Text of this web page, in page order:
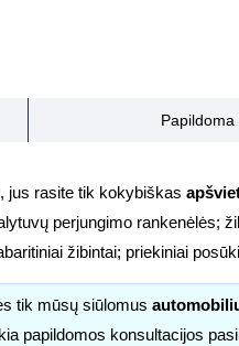
jus rasite tik kokybiškas
perjungimo rankenėlės;
žibintai; priekiniai
tik mūsų siūlomus
papildomos konsultacijos